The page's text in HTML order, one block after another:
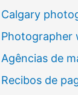
Calgary
Photographer
Agências de
Recibos de